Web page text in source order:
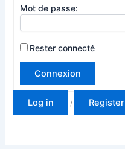
Mot de passe:
Rester connecté
Connexion
Log in / Register